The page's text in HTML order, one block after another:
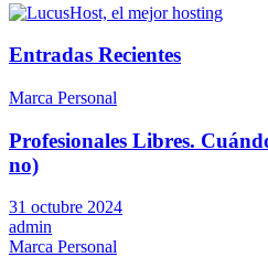
Entradas Recientes
Marca Personal
Profesionales Libres.
no)
31 octubre 2024
admin
Marca Personal